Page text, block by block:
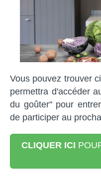
Vous pouvez trouver
permettra d'accéder
du goûter" pour
de participer au
CLIQUER ICI